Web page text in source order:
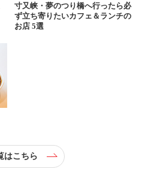
寸又峡・夢のつり橋へ行ったら必
ず立ち寄りたいカフェ＆ランチの
お店 5選
はこちら